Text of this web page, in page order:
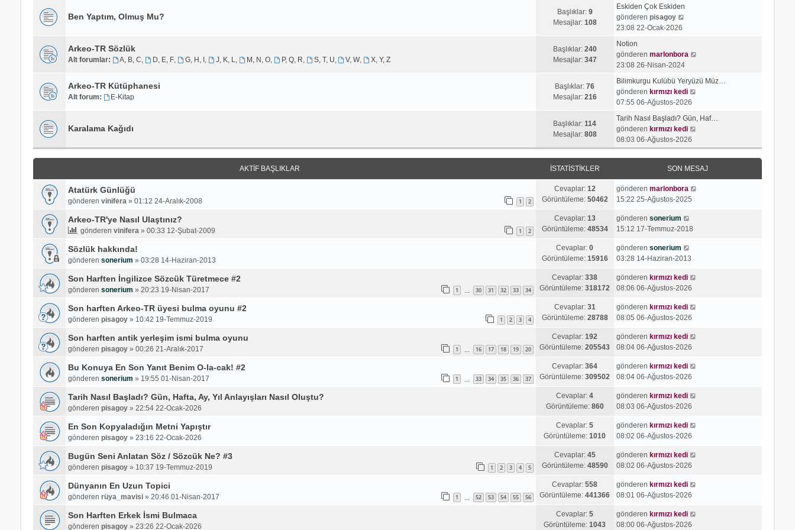
n
e
j
ı
ö
r
ü
n
t
ü
l
e
Ben Yaptım, Olmuş Mu? Başlıklar: 9
Mesajlar: 108
Eskiden Çok Eskiden
gönderen pisagoy
e
a
j
ı
ö
r
ü
t
l
e
23:08 22-Ocak-2026
Arkeo-TR Sözlük
Alt forumlar: A, B, C, D, E, F, G, H, I , J, K, L, M, N, O, P, Q, R, S, T, U, V, W, X, Y, Z
Başlıklar: 240
Mesajlar: 347
Notion
gönderen marlonbora
m
a
g
ö
r
ü
23:08 26-Nisan-2024
Arkeo-TR Kütüphanesi
Alt forum: E-Kitap
Başlıklar:76
Mesajlar: 216
Bilimkurgu Kulübü Yeryüzü Müz…
gönderen kırmızı kedi
m
j
07:55 06-Ağustos-2026
Karalama Kağıdı Başlıklar:114
Mesajlar: 808
Tarih Nasıl Başladı? Gün, Haf…
gönderen kırmızı kedi
n
m
e
s
08:03 06-Ağustos-2026
AKTIF BAŞLIKLAR İSTATISTIKLER SON MESAJ
Atatürk Günlüğü
gönderen vinifera» 01:12 24-Aralık-2008 1 2
Cevaplar: 12
Görüntüleme: 50462
gönderen marlonbora
15:22 25-Ağustos-2025
Arkeo-TR'ye Nasıl Ulaştınız?
gönderen vinifera» 00:33 12-Şubat-2009 1 2
Cevaplar: 13
Görüntüleme: 48534
gönderen sonerium
15:12 17-Temmuz-2018
Sözlük hakkında!
gönderen sonerium » 03:28 14-Haziran-2013
Cevaplar:0
Görüntüleme: 15916
gönderen sonerium
03:28 14-Haziran-2013
Son Harften İngilizce Sözcük Türetmece #2
gönderen sonerium » 20:23 19-Nisan-2017 1 30 31 32 33 34
Cevaplar:338
Görüntüleme:318172
gönderen kırmızı kedi
08:06 06-Ağustos-2026
Son harften Arkeo-TR üyesi bulma oyunu #2
gönderen pisagoy» 10:42 19-Temmuz-2019 1 2 3 4
Cevaplar: 31
Görüntüleme: 28788
gönderen kırmızı kedi
08:05 06-Ağustos-2026
Son harften antik yerleşim ismi bulma oyunu
gönderen pisagoy» 00:26 21-Aralık-2017 1 16 17 18 19 20
Cevaplar:192
Görüntüleme:205543
gönderen kırmızı kedi
08:04 06-Ağustos-2026
Bu Konuya En Son Yanıt Benim O-la-cak! #2
gönderen sonerium » 19:55 01-Nisan-2017 1 33 34 35 36 37
Cevaplar:364
Görüntüleme:309502
gönderen kırmızı kedi
08:04 06-Ağustos-2026
Tarih Nasıl Başladı? Gün, Hafta, Ay, Yıl Anlayışları Nasıl Oluştu?
gönderen pisagoy» 22:54 22-Ocak-2026
Cevaplar:4
Görüntüleme: 860
gönderen kırmızı kedi
08:03 06-Ağustos-2026
En Son Kopyaladığın Metni Yapıştır
gönderen pisagoy» 23:16 22-Ocak-2026
Cevaplar:5
Görüntüleme:1010
gönderen kırmızı kedi
08:02 06-Ağustos-2026
Bugün Seni Anlatan Söz / Sözcük Ne? #3
gönderen pisagoy» 10:37 19-Temmuz-2019 1 2 3 4 5
Cevaplar: 45
Görüntüleme: 48590
gönderen kırmızı kedi
08:02 06-Ağustos-2026
Dünyanın En Uzun Topici
gönderen rüya_mavisi» 20:46 01-Nisan-2017 1 52 53 54 55 56
Cevaplar:558
Görüntüleme:441366
gönderen kırmızı kedi
08:01 06-Ağustos-2026
Son Harften Erkek İsmi Bulmaca
gönderen pisagoy» 23:26 22-Ocak-2026
Cevaplar:5
Görüntüleme:1043
gönderen kırmızı kedi
08:00 06-Ağustos-2026